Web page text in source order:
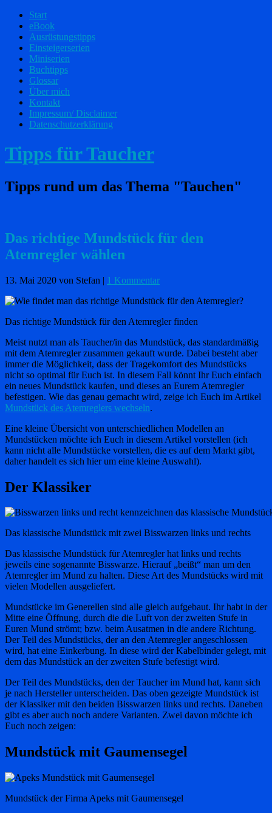
Start
eBook
Ausrüstungstipps
Einsteigerserien
Miniserien
Buchtipps
Glossar
Über mich
Kontakt
Impressum/ Disclaimer
Datenschutzerklärung
Tipps für Taucher
Tipps rund um das Thema "Tauchen"
Das richtige Mundstück für den
Atemregler wählen
13. Mai 2020 von Stefan | 1 Kommentar
Das richtige Mundstück für den Atemregler finden
Meist nutzt man als Taucher/in das Mundstück, das standardmäßig
mit dem Atemregler zusammen gekauft wurde. Dabei besteht aber
immer die Möglichkeit, dass der Tragekomfort des Mundstücks
nicht so optimal für Euch ist. In diesem Fall könnt Ihr Euch einfach
ein neues Mundstück kaufen, und dieses an Eurem Atemregler
befestigen. Wie das genau gemacht wird, zeige ich Euch im Artikel
Mundstück des Atemreglers wechseln.
Eine kleine Übersicht von unterschiedlichen Modellen an
Mundstücken möchte ich Euch in diesem Artikel vorstellen (ich
kann nicht alle Mundstücke vorstellen, die es auf dem Markt gibt,
daher handelt es sich hier um eine kleine Auswahl).
Der Klassiker
Das klassische Mundstück mit zwei Bisswarzen links und rechts
Das klassische Mundstück für Atemregler hat links und rechts
jeweils eine sogenannte Bisswarze. Hierauf „beißt“ man um den
Atemregler im Mund zu halten. Diese Art des Mundstücks wird mit
vielen Modellen ausgeliefert.
Mundstücke im Generellen sind alle gleich aufgebaut. Ihr habt in der
Mitte eine Öffnung, durch die die Luft von der zweiten Stufe in
Euren Mund strömt; bzw. beim Ausatmen in die andere Richtung.
Der Teil des Mundstücks, der an den Atemregler angeschlossen
wird, hat eine Einkerbung. In diese wird der Kabelbinder gelegt, mit
dem das Mundstück an der zweiten Stufe befestigt wird.
Der Teil des Mundstücks, den der Taucher im Mund hat, kann sich
je nach Hersteller unterscheiden. Das oben gezeigte Mundstück ist
der Klassiker mit den beiden Bisswarzen links und rechts. Daneben
gibt es aber auch noch andere Varianten. Zwei davon möchte ich
Euch noch zeigen:
Mundstück mit Gaumensegel
Mundstück der Firma Apeks mit Gaumensegel